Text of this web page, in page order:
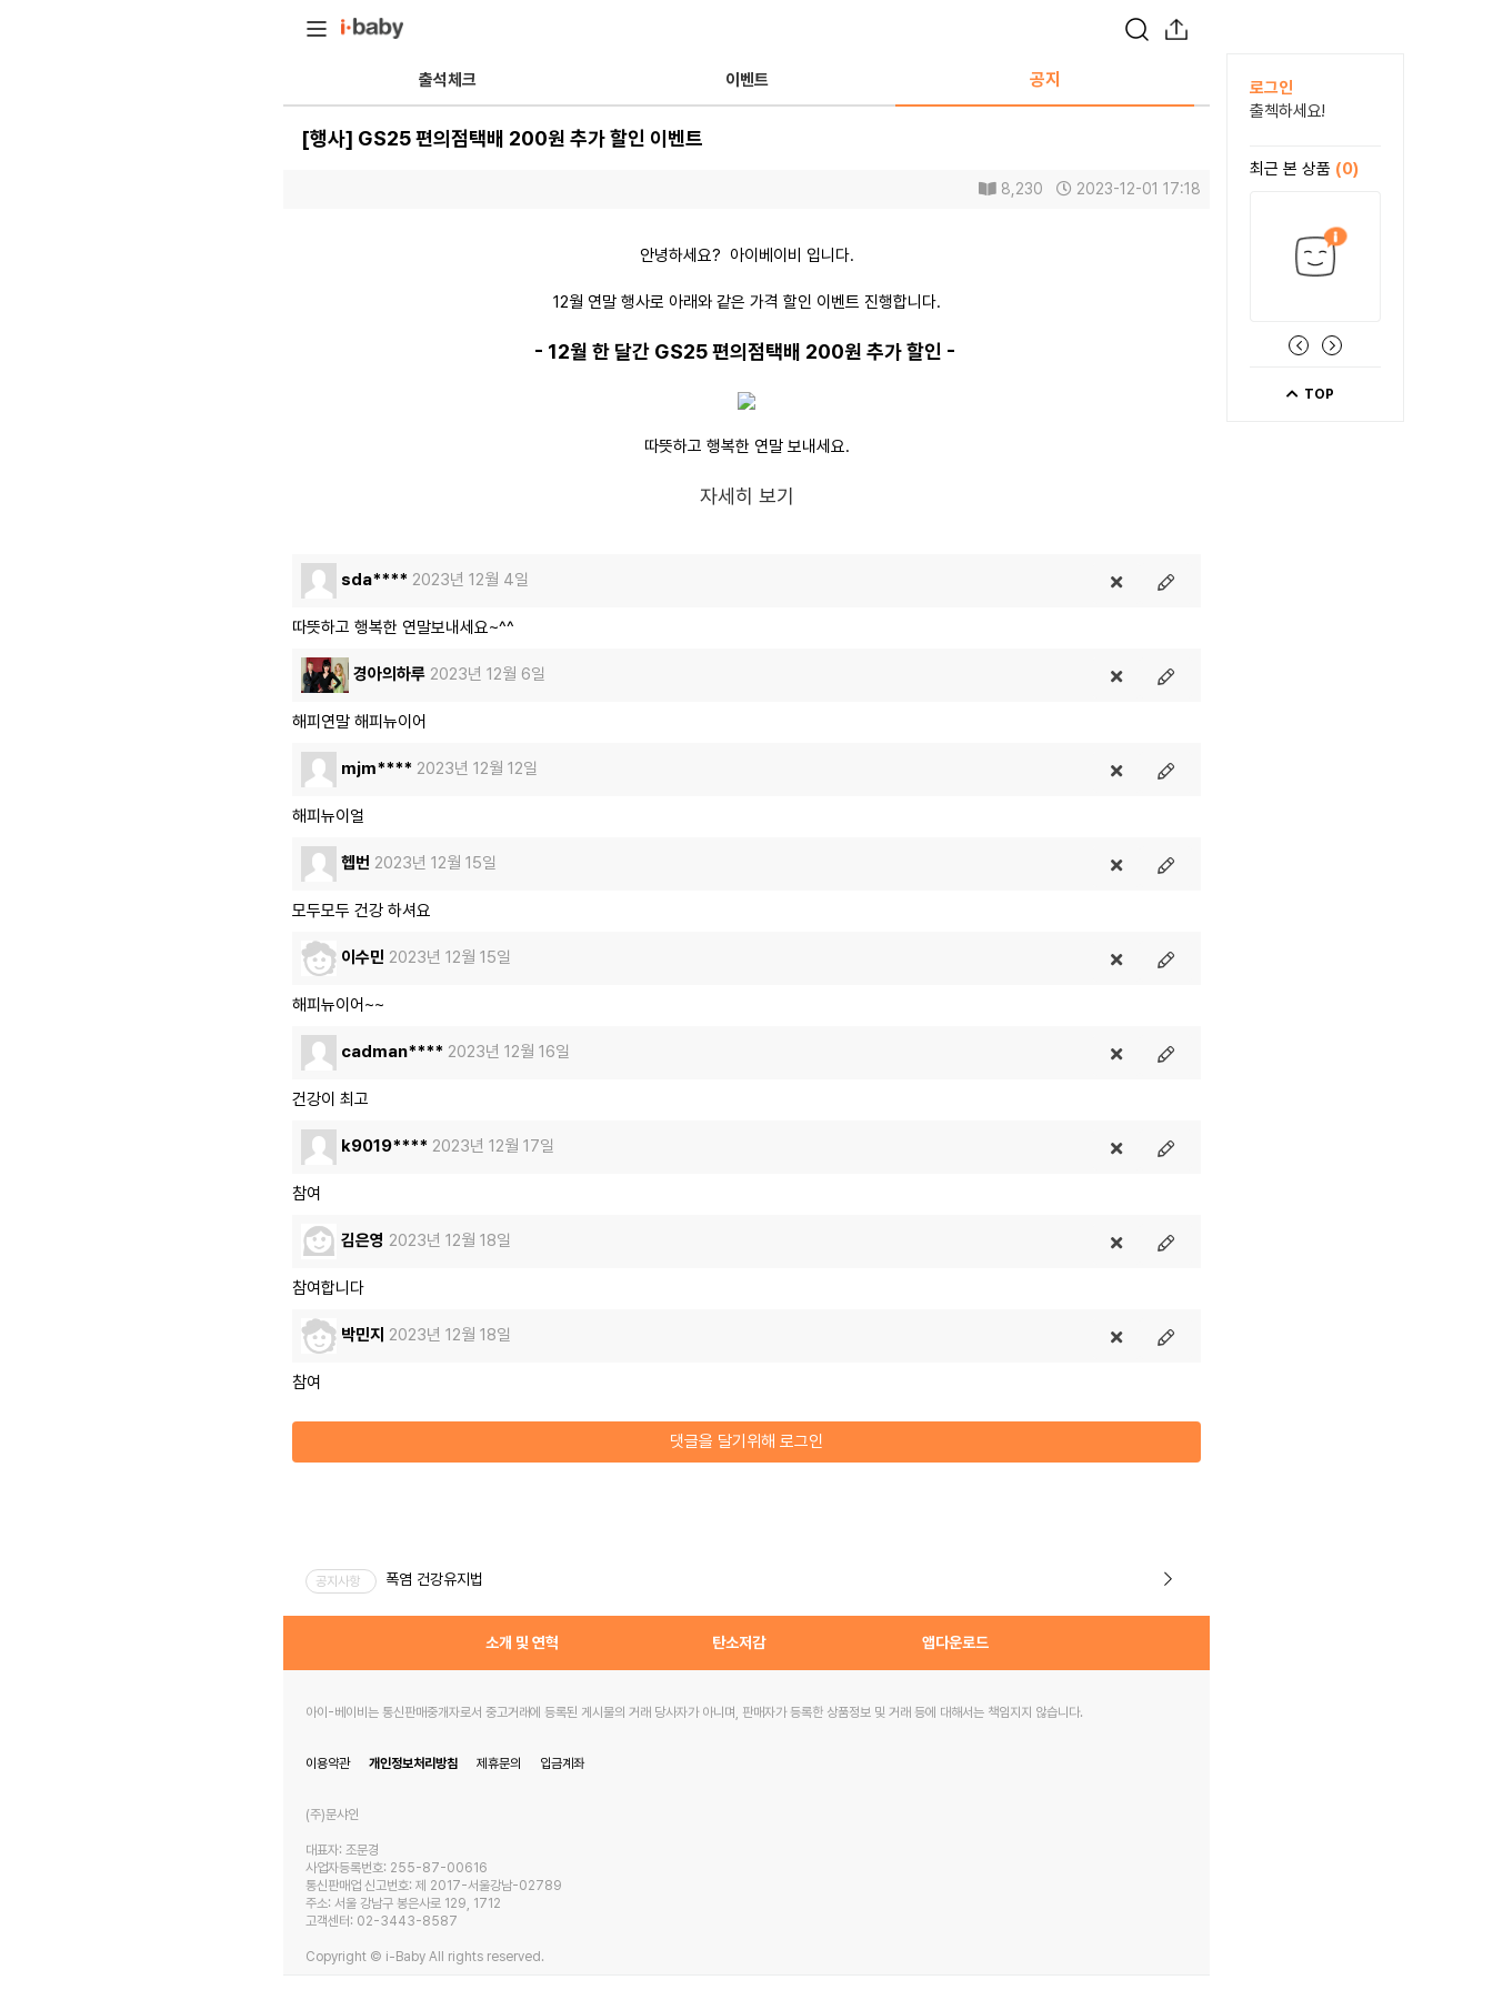
출석체크 이벤트 공지
[행사] GS25 편의점택배 200원 추가 할인 이벤트
8,230 2023-12-01 17:18
안녕하세요? 아이베이비 입니다.
12월 연말 행사로 아래와 같은 가격 할인 이벤트 진행합니다.
- 12월 한 달간 GS25 편의점택배 200원 추가 할인 -
따뜻하고 행복한 연말 보내세요.
자세히 보기
sda**** 2023년 12월 4일
따뜻하고 행복한 연말보내세요~^^
경아의하루 2023년 12월 6일
해피연말 해피뉴이어
mjm**** 2023년 12월 12일
해피뉴이얼
헵번 2023년 12월 15일
모두모두 건강 하셔요
이수민 2023년 12월 15일
해피뉴이어~~
cadman**** 2023년 12월 16일
건강이 최고
k9019**** 2023년 12월 17일
참여
김은영 2023년 12월 18일
참여합니다
박민지 2023년 12월 18일
참여
댓글을 달기위해 로그인
로그인
출첵하세요!
최근 본 상품 (0)
TOP
공지사항 폭염 건강유지법
소개 및 연혁 탄소저감 앱다운로드
아이-베이비는 통신판매중개자로서 중고거래에 등록된 게시물의 거래 당사자가 아니며, 판매자가 등록한 상품정보 및 거래 등에 대해서는 책임지지 않습니다.
이용약관 개인정보처리방침 제휴문의 입금계좌
(주)문샤인
대표자: 조문경
사업자등록번호: 255-87-00616
통신판매업 신고번호: 제 2017-서울강남-02789
주소: 서울 강남구 봉은사로 129, 1712
고객센터: 02-3443-8587
Copyright © i-Baby All rights reserved.